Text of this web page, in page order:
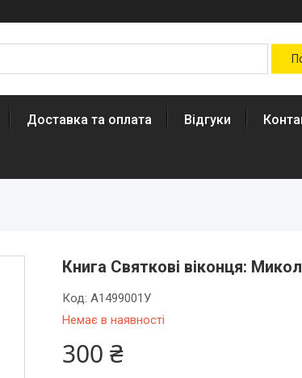
Доставка та оплата Відгуки
Книга Святкові віконця:
Немає в наявності
Код: А1499001У
300 ₴